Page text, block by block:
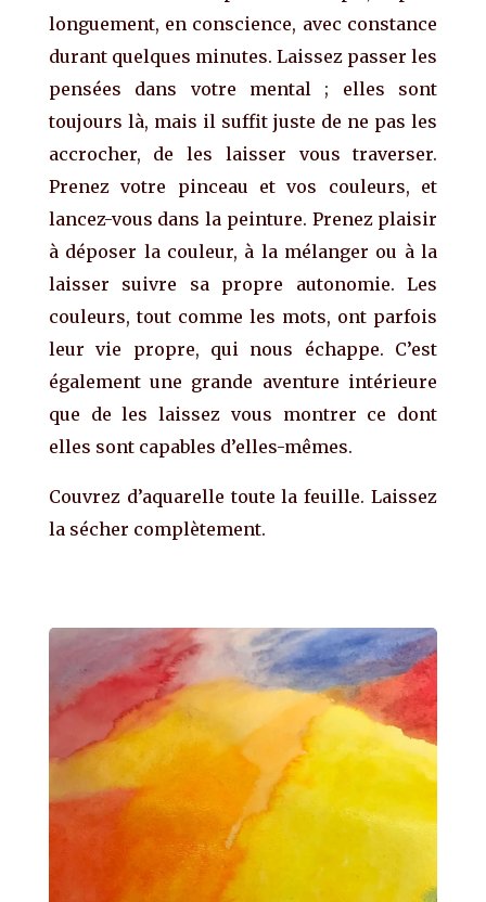
longuement, en conscience, avec constance
durant quelques minutes. Laissez passer les
pensées dans votre mental ; elles sont
toujours là, mais il suffit juste de ne pas les
accrocher, de les laisser vous traverser.
Prenez votre pinceau et vos couleurs, et
lancez-vous dans la peinture. Prenez plaisir
à déposer la couleur, à la mélanger ou à la
laisser suivre sa propre autonomie. Les
couleurs, tout comme les mots, ont parfois
leur vie propre, qui nous échappe. C’est
également une grande aventure intérieure
que de les laissez vous montrer ce dont
elles sont capables d’elles-mêmes.
Couvrez d’aquarelle toute la feuille. Laissez
la sécher complètement.